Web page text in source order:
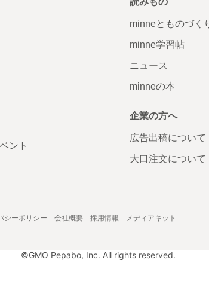
ント
minneとものづく
minne学習帖
ニュース
minneの本
企業の方へ
広告出稿について
大口注文について
シーポリシー 会社概要 採用情報 メディアキット
©GMO Pepabo, Inc. All rights reserved.